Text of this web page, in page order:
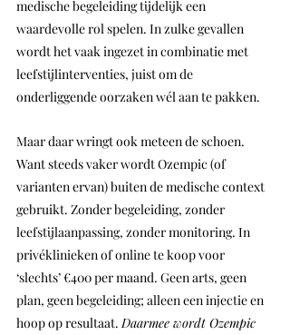
medische begeleiding tijdelijk een
waardevolle rol spelen. In zulke gevallen
wordt het vaak ingezet in combinatie met
leefstijlinterventies, juist om de
onderliggende oorzaken wél aan te pakken.
Maar daar wringt ook meteen de schoen.
Want steeds vaker wordt Ozempic (of
varianten ervan) buiten de medische context
gebruikt. Zonder begeleiding, zonder
leefstijlaanpassing, zonder monitoring. In
privéklinieken of online te koop voor
‘slechts’ €400 per maand. Geen arts, geen
plan, geen begeleiding; alleen een injectie en
hoop op resultaat. Daarmee wordt Ozempic